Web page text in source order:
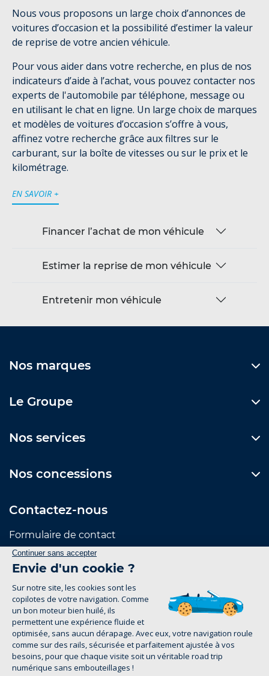
Nous vous proposons un large choix d’annonces de
voitures d’occasion et la possibilité d’estimer la valeur
de reprise de votre ancien véhicule.
Pour vous aider dans votre recherche, en plus de nos
indicateurs d’aide à l’achat, vous pouvez contacter nos
experts de l'automobile par téléphone, message ou
en utilisant le chat en ligne. Un large choix de marques
et modèles de voitures d’occasion s’offre à vous,
affinez votre recherche grâce aux filtres sur le
carburant, sur la boîte de vitesses ou sur le prix et le
kilométrage.
EN SAVOIR +
Financer l’achat de mon véhicule
Estimer la reprise de mon véhicule
Entretenir mon véhicule
Nos marques
Le Groupe
Nos services
Nos concessions
Contactez-nous
Formulaire de contact
Suivez-nous
Mentions Légales
Politique de confidentialité
groupe-legrand.fr 2026